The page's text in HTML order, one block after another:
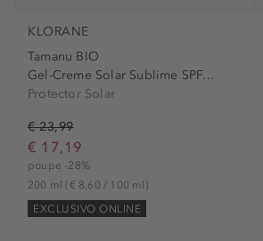
KLORANE
Tamanu BIO
Gel-Creme Solar Sublime SPF...
Protector Solar
€ 23,99
€ 17,19
poupe -28%
200 ml(€ 8,60 / 100 ml)
EXCLUSIVO ONLINE